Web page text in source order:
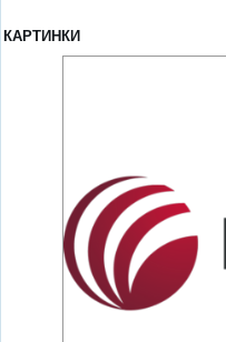
КАРТИНКИ